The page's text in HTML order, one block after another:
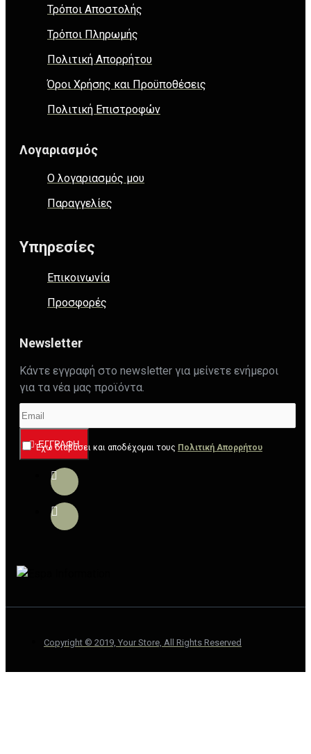
Τρόποι Αποστολής
Τρόποι Πληρωμής
Πολιτική Απορρήτου
Όροι Χρήσης και Προϋποθέσεις
Πολιτική Επιστροφών
Λογαριασμός
Ο λογαριασμός μου
Παραγγελίες
Υπηρεσίες
Επικοινωνία
Προσφορές
Newsletter
Κάντε εγγραφή στο newsletter για μείνετε ενήμεροι
για τα νέα μας προϊόντα.
ΕΓΓΡΑΦΉ
Έχω διαβάσει και αποδέχομαι τους Πολιτική Απορρήτου
Copyright © 2019, Your Store, All Rights Reserved